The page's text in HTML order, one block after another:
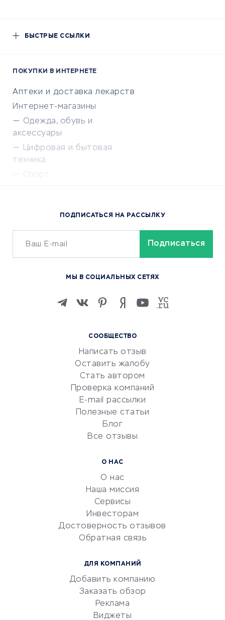
БЫСТРЫЕ ССЫЛКИ
ПОКУПКИ В ИНТЕРНЕТЕ
Аптеки и доставка лекарств
Интернет-магазины
Одежда, обувь и
аксессуары
Цифровая и бытовая
техника
Спорт
Сервисы доставки
ОБУЧЕНИЕ И РАБОТА
Изучение иностранных
Маркетинг и продажи
Репетиторство
Красота и здоровье
Сервисы по поиску работы
Сетевой маркетинг
УСЛУГИ ДЛЯ БИЗНЕСА
документооборот
Юридические компании
Бухгалтерия онлайн
СООБЩЕСТВО
Написать отзыв
Оставить жалобу
Стать автором
Проверка компаний
E-mail рассылки
Полезные статьи
Блог
Все отзывы
О НАС
О нас
Наша миссия
Сервисы
Инвесторам
Достоверность отзывов
Обратная связь
ДЛЯ КОМПАНИЙ
Добавить компанию
Заказать обзор
Реклама
Виджеты
ПОДПИСАТЬСЯ НА РАССЫЛКУ
МЫ В СОЦИАЛЬНЫХ СЕТЯХ